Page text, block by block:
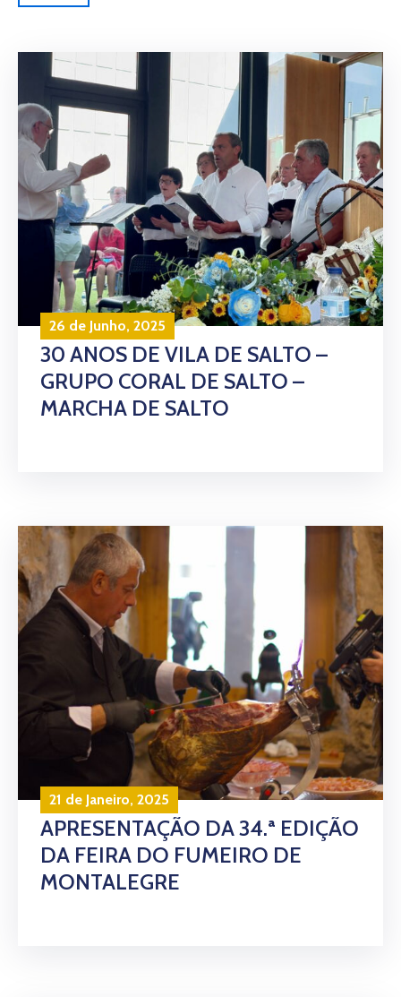
26 de Junho, 2025
30 ANOS DE VILA DE SALTO –
GRUPO CORAL DE SALTO –
MARCHA DE SALTO
21 de Janeiro, 2025
APRESENTAÇÃO DA 34.ª EDIÇÃO
DA FEIRA DO FUMEIRO DE
MONTALEGRE